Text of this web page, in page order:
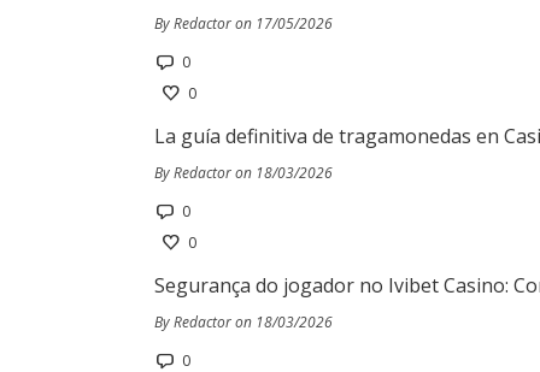
By Redactor on 17/05/2026
0
0
La guía definitiva de tragamonedas en
By Redactor on 18/03/2026
0
0
Segurança do jogador no Ivibet Casino:
By Redactor on 18/03/2026
0